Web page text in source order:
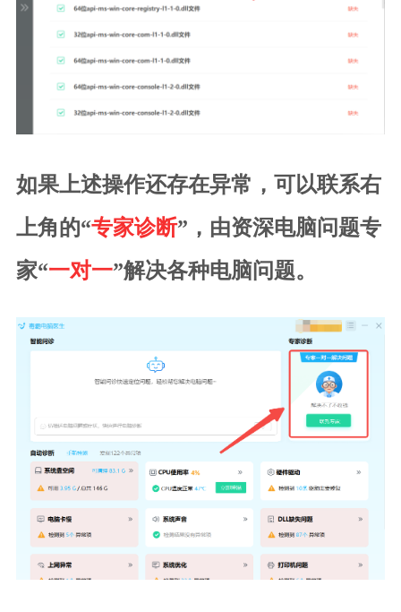
如果上述操作还存在异常，可以联系右
上角的“专家诊断”，由资深电脑问题专
家“一对一”解决各种电脑问题。